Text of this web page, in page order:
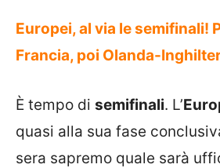
Europei, al via le semifinali!
Francia, poi Olanda-
È tempo di semifinali. L’
quasi alla sua fase
sera sapremo quale sarà